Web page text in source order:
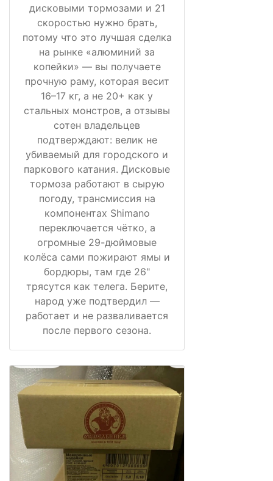
дисковыми тормозами и 21
скоростью нужно брать,
потому что это лучшая сделка
на рынке «алюминий за
копейки» — вы получаете
прочную раму, которая весит
16–17 кг, а не 20+ как у
стальных монстров, а отзывы
сотен владельцев
подтверждают: велик не
убиваемый для городского и
паркового катания. Дисковые
тормоза работают в сырую
погоду, трансмиссия на
компонентах Shimano
переключается чётко, а
огромные 29-дюймовые
колёса сами пожирают ямы и
бордюры, там где 26"
трясутся как телега. Берите,
народ уже подтвердил —
работает и не разваливается
после первого сезона.